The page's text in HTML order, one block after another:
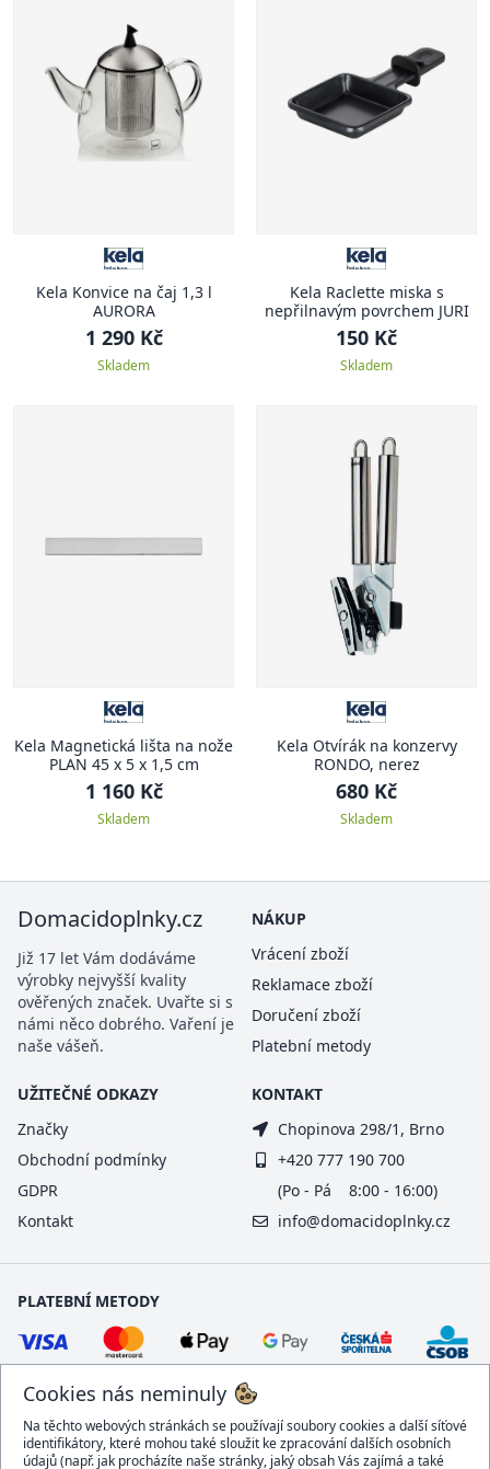
Kela Konvice na čaj 1,3 l
AURORA
1 290 Kč
Skladem
Kela Raclette miska s
nepřilnavým povrchem JURI
150 Kč
Skladem
Kela Magnetická lišta na nože
PLAN 45 x 5 x 1,5 cm
1 160 Kč
Skladem
Kela Otvírák na konzervy
RONDO, nerez
680 Kč
Skladem
Cookies nás neminuly
Na těchto webových stránkách se používají soubory cookies a další síťové
identifikátory, které mohou také sloužit ke zpracování dalších osobních
údajů (např. jak procházíte naše stránky, jaký obsah Vás zajímá a také
Domacidoplnky.cz
Již 17 let Vám dodáváme
výrobky nejvyšší kvality
ověřených značek. Uvařte si s
námi něco dobrého. Vaření je
naše vášeň.
NÁKUP
Vrácení zboží
Reklamace zboží
Doručení zboží
Platební metody
UŽITEČNÉ ODKAZY
Značky
Obchodní podmínky
GDPR
Kontakt
KONTAKT
Chopinova 298/1, Brno
+420 777 190 700
(Po - Pá 8:00 - 16:00)
info@domacidoplnky.cz
PLATEBNÍ METODY